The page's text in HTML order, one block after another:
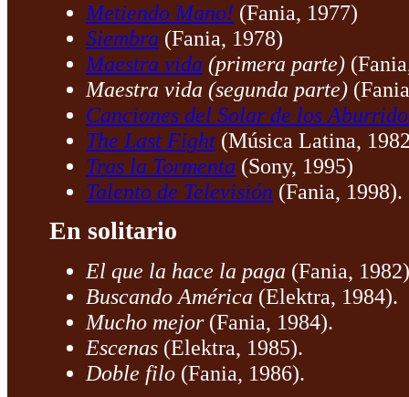
Metiendo Mano! (Fania, 1977)
Siembra (Fania, 1978)
Maestra vida (primera parte)
Maestra vida (segunda parte)
Canciones del Solar de los
The Last Fight (Música Latina,
Tras la Tormenta (Sony, 1995)
Talento de Televisión (Fania, 1998).
En solitario
El que la hace la paga (Fania,
Buscando América (Elektra, 1984).
Mucho mejor(Fania, 1984).
Escenas (Elektra, 1985).
Doble filo (Fania, 1986).